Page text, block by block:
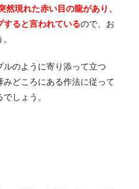
現れた赤い目の龍があり、
すると言われているので、お
のように寄り添って立つ
みどころにある作法に従って
しょう。